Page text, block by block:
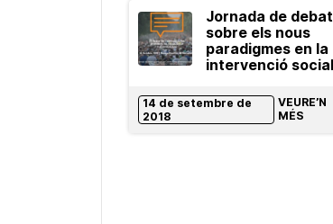
Jornada de debat
sobre els nous
paradigmes en la
intervenció social
14 de setembre de
2018
VEURE’N
MÉS